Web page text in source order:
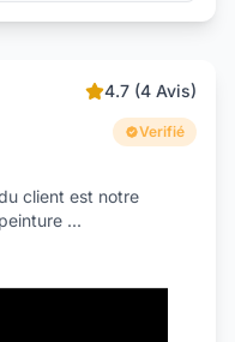
4.7 (4 Avis)
Verifié
client est notre
...